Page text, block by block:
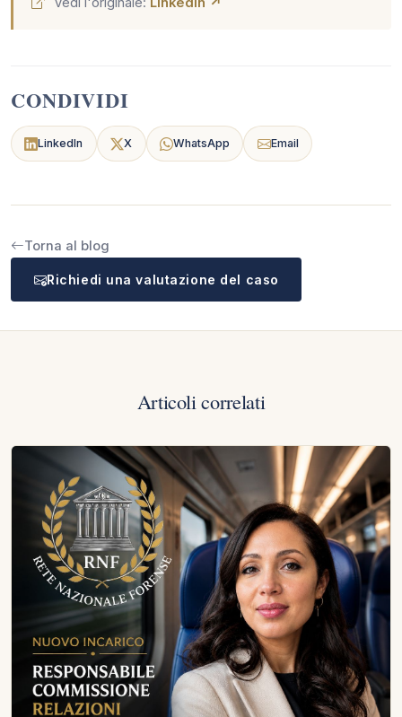
CONDIVIDI
LinkedIn X WhatsApp Email
Torna al blog
Richiedi una valutazione del caso
Articoli correlati